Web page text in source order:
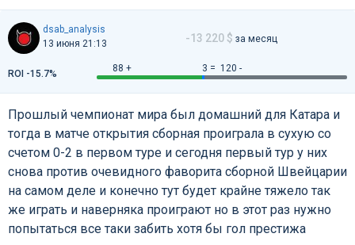
dsab_analysis
13 июня 21:13
-13 220 $ за месяц
88 + 3 = 120 -
ROI -15.7%
Прошлый чемпионат мира был домашний для Катара и
тогда в матче открытия сборная проиграла в сухую со
счетом 0-2 в первом туре и сегодня первый тур у них
снова против очевидного фаворита сборной Швейцарии
на самом деле и конечно тут будет крайне тяжело так
же играть и наверняка проиграют но в этот раз нужно
попытаться все таки забить хотя бы гол престижа